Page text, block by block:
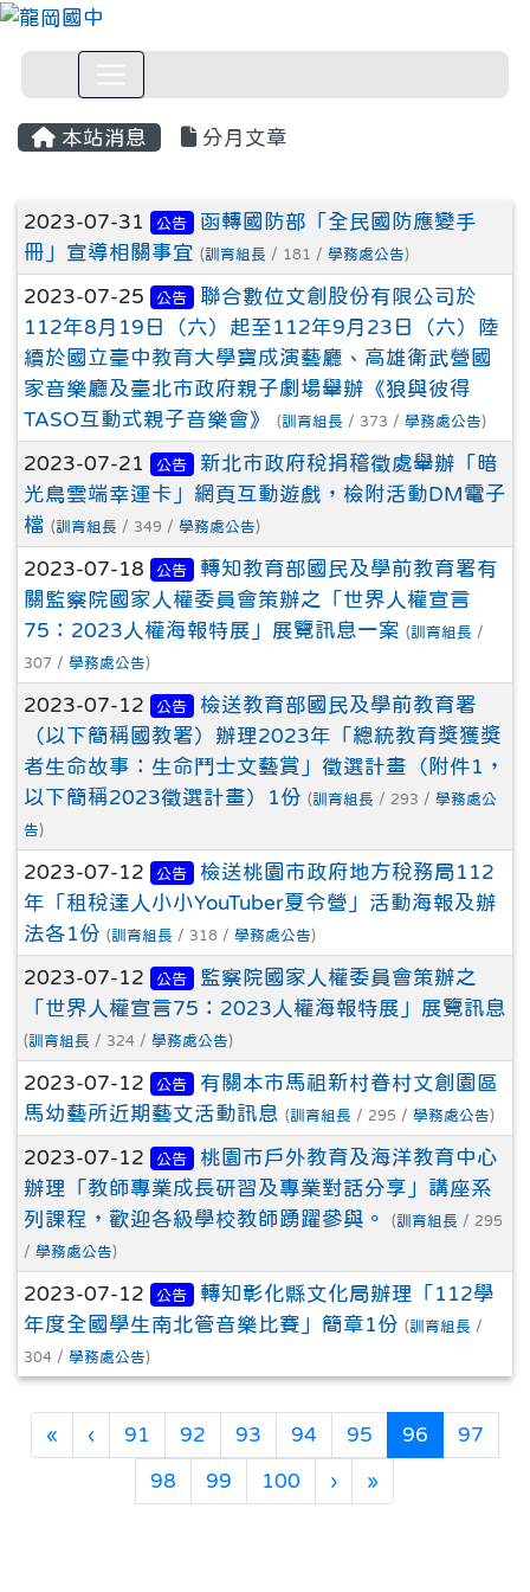
本站消息 分月文章
文章列表
2023-07-31 公告
函轉國防部「全民國防應變手
冊」宣導相關事宜 (訓育組長 / 181 / 學務處公告)
2023-07-25 公告
聯合數位文創股份有限公司於
112年8月19日（六）起至112年9月23日（六）陸
續於國立臺中教育大學寶成演藝廳、高雄衛武營國
家音樂廳及臺北市政府親子劇場舉辦《狼與彼得
TASO互動式親子音樂會》
(訓育組長 / 373 / 學務處公告)
2023-07-21 公告
新北市政府稅捐稽徵處舉辦「暗
光鳥雲端幸運卡」網頁互動遊戲，檢附活動DM電子
檔 (訓育組長 / 349 / 學務處公告)
2023-07-18 公告
轉知教育部國民及學前教育署有
關監察院國家人權委員會策辦之「世界人權宣言
75：2023人權海報特展」展覽訊息一案 (訓育組長 /
307 / 學務處公告)
2023-07-12 公告
檢送教育部國民及學前教育署
（以下簡稱國教署）辦理2023年「總統教育獎獲獎
者生命故事：生命鬥士文藝賞」徵選計畫（附件1，
以下簡稱2023徵選計畫）1份 (訓育組長 / 293 / 學務處公
告)
2023-07-12 公告
檢送桃園市政府地方稅務局112
年「租稅達人小小YouTuber夏令營」活動海報及辦
法各1份 (訓育組長 / 318 / 學務處公告)
2023-07-12 公告
監察院國家人權委員會策辦之
「世界人權宣言75：2023人權海報特展」展覽訊息
(訓育組長 / 324 / 學務處公告)
2023-07-12 公告
有關本市馬祖新村眷村文創園區
馬幼藝所近期藝文活動訊息 (訓育組長 / 295 / 學務處公告)
2023-07-12 公告
桃園市戶外教育及海洋教育中心
辦理「教師專業成長研習及專業對話分享」講座系
列課程，歡迎各級學校教師踴躍參與。
(訓育組長 / 295
/ 學務處公告)
2023-07-12 公告
轉知彰化縣文化局辦理「112學
年度全國學生南北管音樂比賽」簡章1份 (訓育組長 /
304 / 學務處公告)
« 第一頁
‹上一頁
91 92 93 94 95 96 (目前頁次)
97
98 99 100 ›下一頁
»